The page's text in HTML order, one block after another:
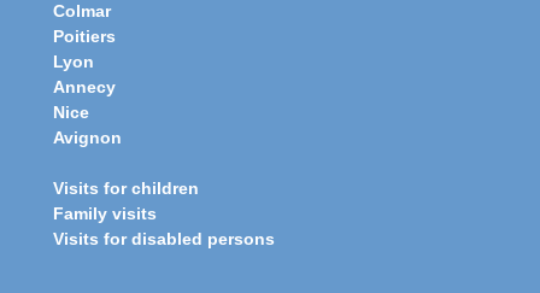
Colmar
Poitiers
Lyon
Annecy
Nice
Avignon
Visits for children
Family visits
Visits for disabled persons